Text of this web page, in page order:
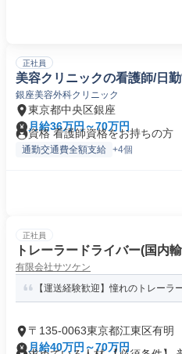
正社員
美容クリニックの看護師/日
銀座美容外科クリニック
東京都中央区銀座
月給36万円～70万円
資格 看護師資格をお持ちの方
通勤交通費全額支給 +4個
正社員
トレーラードライバー(国内
有限会社サツケン
【運送経験歓迎】憧れのトレーラ
〒135-0063東京都江東区有明
月給40万円～70万円